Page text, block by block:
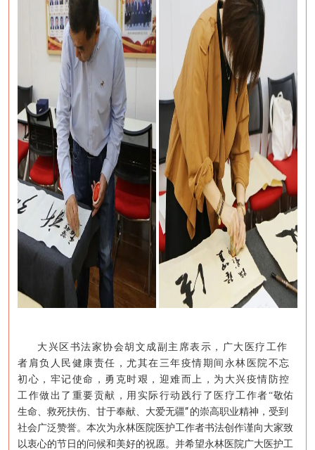
大兴区书法家协会胡文成副主席表示，广大医疗工作
者肩负人民健康责任，尤其在三年疫情期间永林医院不忘
初心，牢记使命，勇克时艰，迎难而上，为大兴疫情防控
工作做出了重要贡献，用实际行动践行了医疗工作者“敬佑
生命、救死扶伤、甘于奉献、大爱无疆” 的崇高职业精神 ， 受到
社会广泛赞誉。本次为永林医院医护工作者书法创作谨向大家致
以衷心的节日的问候和美好的祝愿。并希望永林医院广大医护工